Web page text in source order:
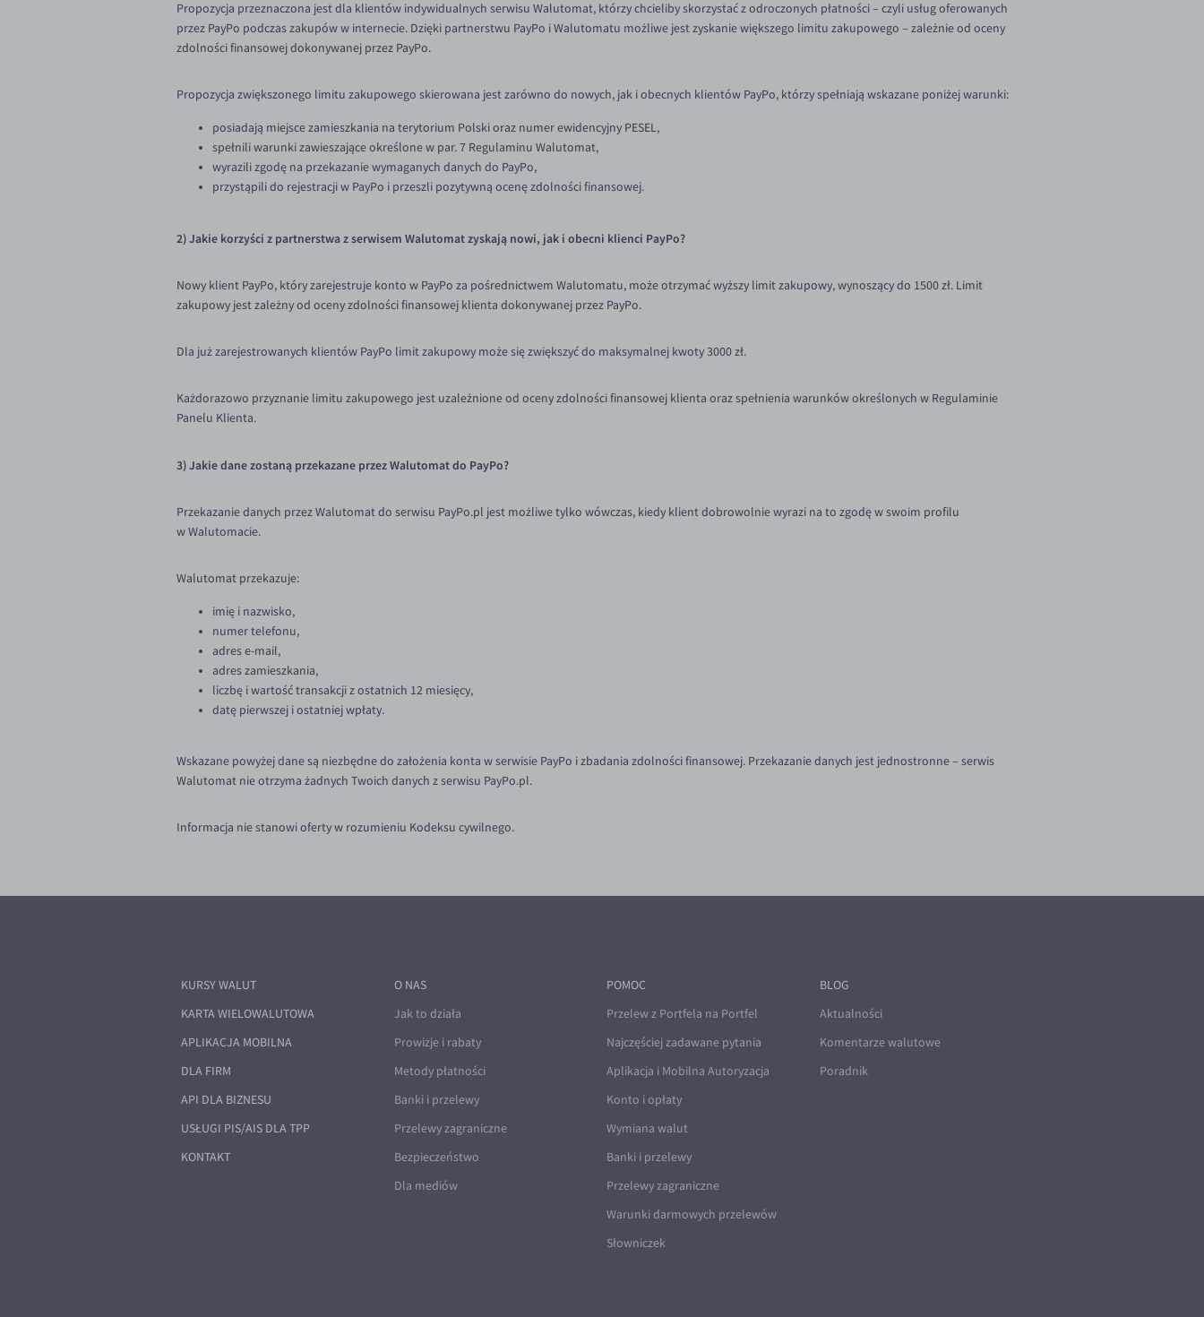
Propozycja przeznaczona jest dla klientów indywidualnych serwisu Walutomat, którzy chcieliby skorzystać z odroczonych płatności – czyli usług oferowanych
przez PayPo podczas zakupów w internecie. Dzięki partnerstwu PayPo i Walutomatu możliwe jest zyskanie większego limitu zakupowego – zależnie od oceny
zdolności finansowej dokonywanej przez PayPo.
Propozycja zwiększonego limitu zakupowego skierowana jest zarówno do nowych, jak i obecnych klientów PayPo, którzy spełniają wskazane poniżej warunki:
posiadają miejsce zamieszkania na terytorium Polski oraz numer ewidencyjny PESEL,
spełnili warunki zawieszające określone w par. 7 Regulaminu Walutomat,
wyrazili zgodę na przekazanie wymaganych danych do PayPo,
przystąpili do rejestracji w PayPo i przeszli pozytywną ocenę zdolności finansowej.
2) Jakie korzyści z partnerstwa z serwisem Walutomat zyskają nowi, jak i obecni klienci PayPo?
Nowy klient PayPo, który zarejestruje konto w PayPo za pośrednictwem Walutomatu, może otrzymać wyższy limit zakupowy, wynoszący do 1500 zł. Limit
zakupowy jest zależny od oceny zdolności finansowej klienta dokonywanej przez PayPo.
Dla już zarejestrowanych klientów PayPo limit zakupowy może się zwiększyć do maksymalnej kwoty 3000 zł.
Każdorazowo przyznanie limitu zakupowego jest uzależnione od oceny zdolności finansowej klienta oraz spełnienia warunków określonych w Regulaminie
Panelu Klienta.
3) Jakie dane zostaną przekazane przez Walutomat do PayPo?
Przekazanie danych przez Walutomat do serwisu PayPo.pl jest możliwe tylko wówczas, kiedy klient dobrowolnie wyrazi na to zgodę w swoim profilu
w Walutomacie.
Walutomat przekazuje:
imię i nazwisko,
numer telefonu,
adres e-mail,
adres zamieszkania,
liczbę i wartość transakcji z ostatnich 12 miesięcy,
datę pierwszej i ostatniej wpłaty.
Wskazane powyżej dane są niezbędne do założenia konta w serwisie PayPo i zbadania zdolności finansowej. Przekazanie danych jest jednostronne – serwis
Walutomat nie otrzyma żadnych Twoich danych z serwisu PayPo.pl.
Informacja nie stanowi oferty w rozumieniu Kodeksu cywilnego.
KURSY WALUT
KARTA WIELOWALUTOWA
APLIKACJA MOBILNA
DLA FIRM
API DLA BIZNESU
USŁUGI PIS/AIS DLA TPP
KONTAKT
O NAS
Jak to działa
Prowizje i rabaty
Metody płatności
Banki i przelewy
Przelewy zagraniczne
Bezpieczeństwo
Dla mediów
POMOC
Przelew z Portfela na Portfel
Najczęściej zadawane pytania
Aplikacja i Mobilna Autoryzacja
Konto i opłaty
Wymiana walut
Banki i przelewy
Przelewy zagraniczne
Warunki darmowych przelewów
Słowniczek
BLOG
Aktualności
Komentarze walutowe
Poradnik